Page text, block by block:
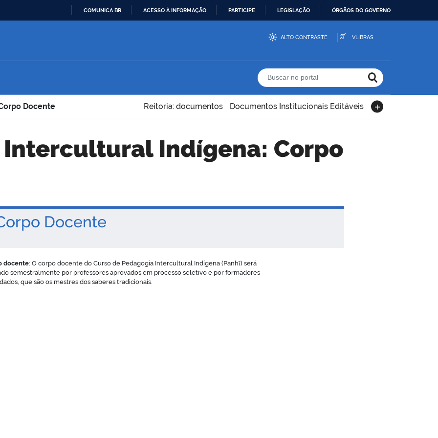
CONTEÚDO
COMUNICA BR ACESSO À INFORMAÇÃO PARTICIPE LEGISLAÇÃO ÓRGÃOS DO GOVERNO
ALTO CONTRASTE VLIBRAS
Buscar no portal
Docente Reitoria: documentos Documentos Institucionais Editáveis
Docente
docente: O corpo docente do Curso de Pedagogia Intercultural Indígena (Panhĩ) será
semestralmente por professores aprovados em processo seletivo e por formadores
que são os mestres dos saberes tradicionais.